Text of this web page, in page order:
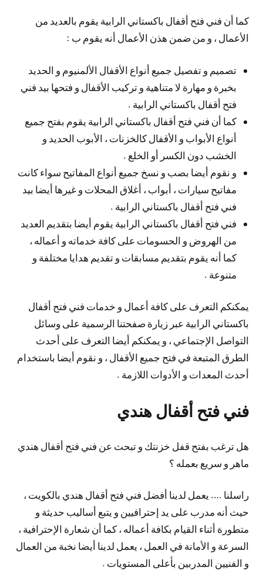
كما أن فني فتح أقفال باكستاني الرابية يقوم بالعديد من
الأعمال ، و من ضمن هذن الأعمال أنه يقوم ب :
تصميم و تفصيل جميع أنواع الأقفال الألمنيوم و الحديد
بخبرة و مهارة لا متناهية و تركيب الأقفال و فتحها بيد فني
فتح أقفال باكستاني الرابية .
كما أن فني فتح أقفال باكستاني الرابية يقوم بفتح جميع
أنواع الأبواب و الأقفال كالخزنات ، الأبوب الحديد و
الخشب دون الكسر أو الخلع .
و نقوم أيضا بصب و نسخ جميع أنواع المفاتيح سواء كانت
مفاتيح سيارات ، أبواب ، أغلاق المحلات و غيرها أيضا بيد
فني فتح أقفال باكستاني الرابية .
فني فتح أقفال باكستاني الرابية يقوم أيضا بتقديم العديد
من الهروض و الحسومات على كافة خدماته و أعماله ،
كما أنه يقوم بتقديم مسابقات و تقديم هدايا مختلفة و
متنوعة .
يمكنكم التعرف على كافة أعمال و خدمات فني فتح أقفال
باكستاني الرابية عبر زيارة صفحتنا الرسمية على وسائل
التواصل الإجتماعي ، و يمكنكم أيضا التعرف على أحدث
الطرق المتبعة في فتح جميع الأقفال ، و نقوم أيضا باستخدام
أحدث المعدات و الأدوات اللازمة .
فني فتح أقفال هندي
هل ترغب بفتح قفل خزنتك و تبحث عن فني فتح أقفال هندي
ماهر و سريع بعمله ؟
راسلنا …. يعمل لدينا أفضل فني فتح أقفال هندي بالكويت ،
حيث أنه مدرب على يد إحترافيين و يتبع أساليب حديثة و
متطورة أثناء القيام بكافة أعماله ، كما أن شعارة الإحترافية ،
السرعة و الأمانة في العمل ، يعمل لدينا أيضا نخبة من العمال
و الفنيين المدربين بأعلى المستويات .